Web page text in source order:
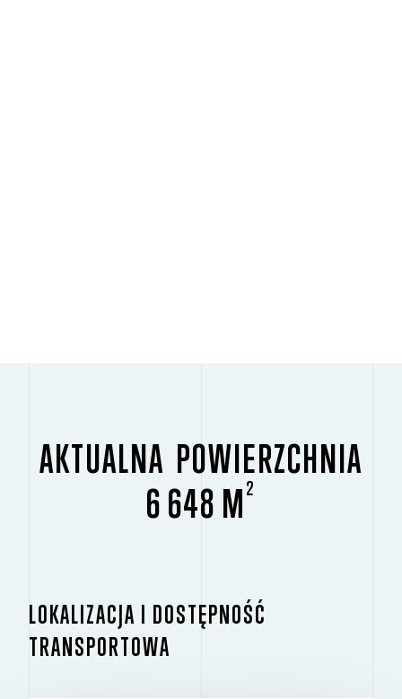
AKTUALNA POWIERZCHNIA
6 648 M 2
LOKALIZACJA I DOSTĘPNOŚĆ
TRANSPORTOWA